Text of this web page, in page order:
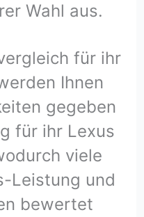
Wahl aus.
für ihr
Ihnen
gegeben
für ihr Lexus
viele
Leistung und
bewertet